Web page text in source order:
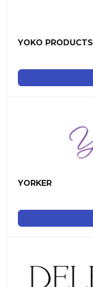
YOKO PRODUCTS
YORKER